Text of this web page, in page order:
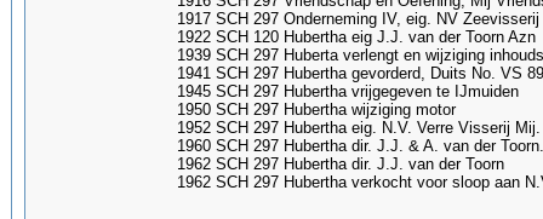
1917 SCH 297 Onderneming IV, eig. NV
1922 SCH 120 Hubertha eig J.J. van der Toorn Azn
1939 SCH 297 Huberta verlengt en wijziging
1941 SCH 297 Hubertha gevorderd, Duits No. VS 89
1945 SCH 297 Hubertha vrijgegeven te IJmuiden
1950 SCH 297 Hubertha wijziging motor
1952 SCH 297 Hubertha eig. N.V. Verre Visserij
1960 SCH 297 Hubertha dir. J.J. & A. van der Toorn.
1962 SCH 297 Hubertha dir. J.J. van der Toorn
1962 SCH 297 Hubertha verkocht voor sloop aan